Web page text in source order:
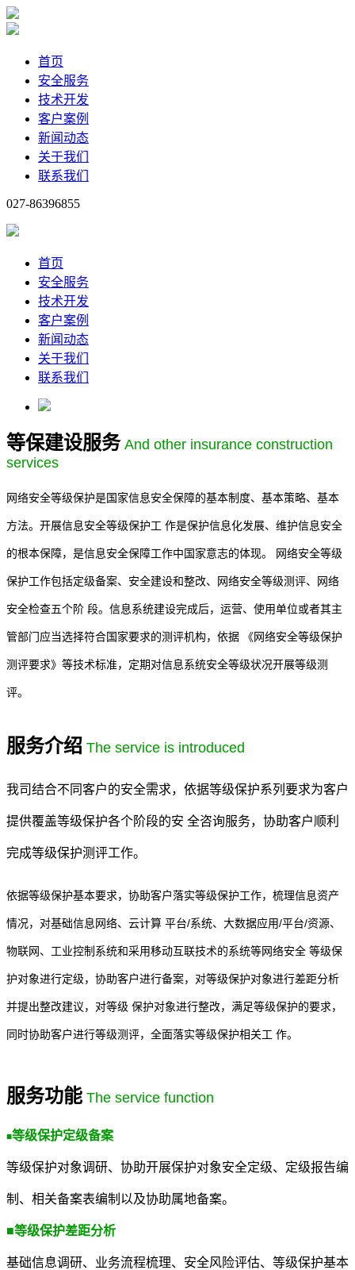
首页
安全服务
技术开发
客户案例
新闻动态
关于我们
联系我们
027-86396855
首页
安全服务
技术开发
客户案例
新闻动态
关于我们
联系我们
等保建设服务And other insurance construction
services
网络安全等级保护是国家信息安全保障的基本制度、基本策略、基本
方法。开展信息安全等级保护工 作是保护信息化发展、维护信息安全
的根本保障，是信息安全保障工作中国家意志的体现。 网络安全等级
保护工作包括定级备案、安全建设和整改、网络安全等级测评、网络
安全检查五个阶 段。信息系统建设完成后，运营、使用单位或者其主
管部门应当选择符合国家要求的测评机构，依据 《网络安全等级保护
测评要求》等技术标准，定期对信息系统安全等级状况开展等级测
评。
服务介绍 The service is introduced
我司结合不同客户的安全需求，依据等级保护系列要求为客户
提供覆盖等级保护各个阶段的安 全咨询服务，协助客户顺利
完成等级保护测评工作。
依据等级保护基本要求，协助客户落实等级保护工作，梳理信息资产
情况，对基础信息网络、云计算 平台/系统、大数据应用/平台/资源、
物联网、工业控制系统和采用移动互联技术的系统等网络安全 等级保
护对象进行定级，协助客户进行备案，对等级保护对象进行差距分析
并提出整改建议，对等级 保护对象进行整改，满足等级保护的要求，
同时协助客户进行等级测评，全面落实等级保护相关工 作。
服务功能 The service function
■等级保护定级备案
等级保护对象调研、协助开展保护对象安全定级、定级报告编
制、相关备案表编制以及协助属地备案。
■等级保护差距分析
基础信息调研、业务流程梳理、安全风险评估、等级保护基本